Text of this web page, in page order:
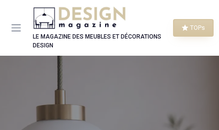
LE MAGAZINE DES MEUBLES ET DÉCORATIONS
DESIGN
TOPs
Panneau de gestion des cookies